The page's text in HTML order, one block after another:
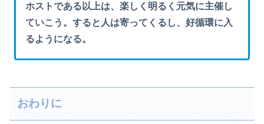
ホストである以上は、楽しく明るく元気に主催し
ていこう。すると人は寄ってくるし、好循環に入
るようになる。
おわりに